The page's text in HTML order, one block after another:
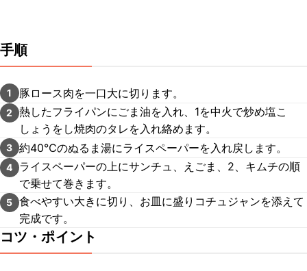
手順
1 豚ロース肉を一口大に切ります。
2
熱したフライパンにごま油を入れ、1を中火で炒め塩こ
しょうをし焼肉のタレを入れ絡めます。
3 約40℃のぬるま湯にライスペーパーを入れ戻します。
4
ライスペーパーの上にサンチュ、えごま、2、キムチの順
で乗せて巻きます。
5 食べやすい大きに切り、お皿に盛りコチュジャンを添えて
完成です。
コツ・ポイント